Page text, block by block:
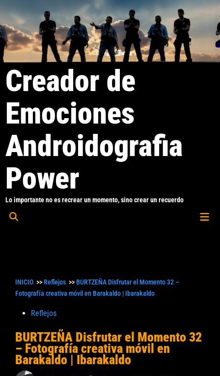
al
contenido
Creador de
Emociones
Androidografia
Power
Lo importante no es recrear un momento, sino crear un recuerdo
Abrir
INICIO >> Reflejos >> BURTZEÑA Disfrutar el Momento 32 –
Fotografía creativa móvil en Barakaldo | Ibarakaldo
Publicado
Reflejos
BURTZEÑA Disfrutar el Momento 32
– Fotografía creativa móvil en
Barakaldo | Ibarakaldo